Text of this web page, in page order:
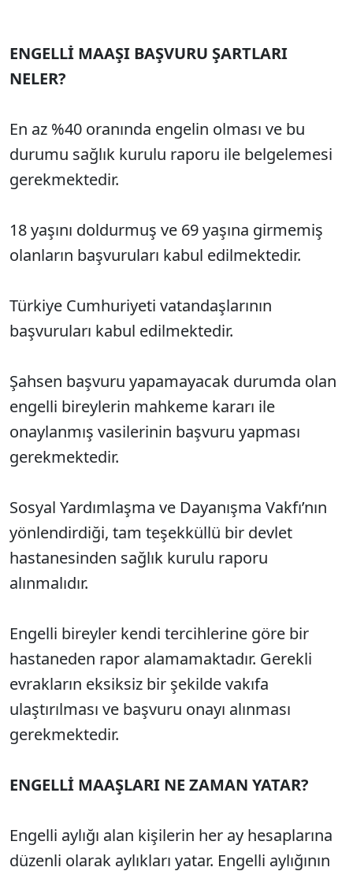
ENGELLİ MAAŞI BAŞVURU ŞARTLARI
NELER?
En az %40 oranında engelin olması ve bu
durumu sağlık kurulu raporu ile belgelemesi
gerekmektedir.
18 yaşını doldurmuş ve 69 yaşına girmemiş
olanların başvuruları kabul edilmektedir.
Türkiye Cumhuriyeti vatandaşlarının
başvuruları kabul edilmektedir.
Şahsen başvuru yapamayacak durumda olan
engelli bireylerin mahkeme kararı ile
onaylanmış vasilerinin başvuru yapması
gerekmektedir.
Sosyal Yardımlaşma ve Dayanışma Vakfı’nın
yönlendirdiği, tam teşekküllü bir devlet
hastanesinden sağlık kurulu raporu
alınmalıdır.
Engelli bireyler kendi tercihlerine göre bir
hastaneden rapor alamamaktadır. Gerekli
evrakların eksiksiz bir şekilde vakıfa
ulaştırılması ve başvuru onayı alınması
gerekmektedir.
ENGELLİ MAAŞLARI NE ZAMAN YATAR?
Engelli aylığı alan kişilerin her ay hesaplarına
düzenli olarak aylıkları yatar. Engelli aylığının